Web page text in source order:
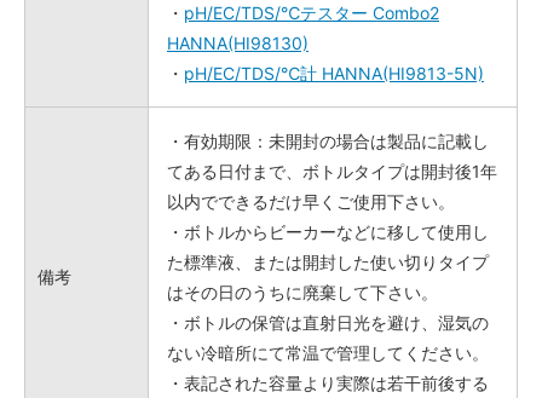
・ pH/EC/TDS/℃テスター Combo2
HANNA(HI98130)
・ pH/EC/TDS/℃計 HANNA(HI9813-5N)
備考
・有効期限：未開封の場合は製品に記載し
てある日付まで、ボトルタイプは開封後1年
以内でできるだけ早くご使用下さい。
・ボトルからビーカーなどに移して使用し
た標準液、または開封した使い切りタイプ
はその日のうちに廃棄して下さい。
・ボトルの保管は直射日光を避け、湿気の
ない冷暗所にて常温で管理してください。
・表記された容量より実際は若干前後する